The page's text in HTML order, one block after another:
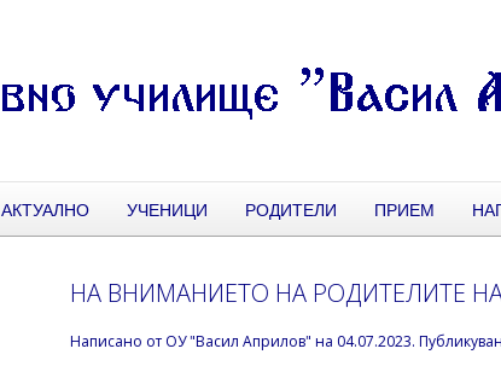
АКТУАЛНО УЧЕНИЦИ РОДИТЕЛИ ПРИЕМ
НА ВНИМАНИЕТО НА РОДИТЕЛИТЕ
Написано от ОУ "Васил Априлов" на 04.07.2023.